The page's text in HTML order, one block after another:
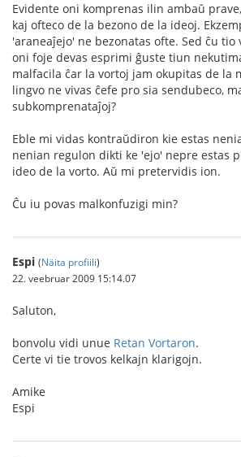
Evidente oni komprenas ilin ambaŭ
kaj ofteco de la bezono de la ideoj.
'araneaĵejo' ne bezonatas ofte. Sed ĉu tio
oni foje devas esprimi ĝuste tiun
malfacila ĉar la vortoj jam okupitas de la
lingvo ne vivas ĉefe pro sia sendubeco,
subkomprenataĵoj?
Eble mi vidas kontraŭdiron kie estas
nenian regulon dikti ke 'ejo' nepre estas
ideo de la vorto. Aŭ mi pretervidis ion.
Ĉu iu povas malkonfuzigi min?
Espi (Näita profiili)
22. veebruar 2009 15:14.07
Saluton,
bonvolu vidi unue Retan Vortaron.
Certe vi tie trovos kelkajn klarigojn.
Amike
Espi